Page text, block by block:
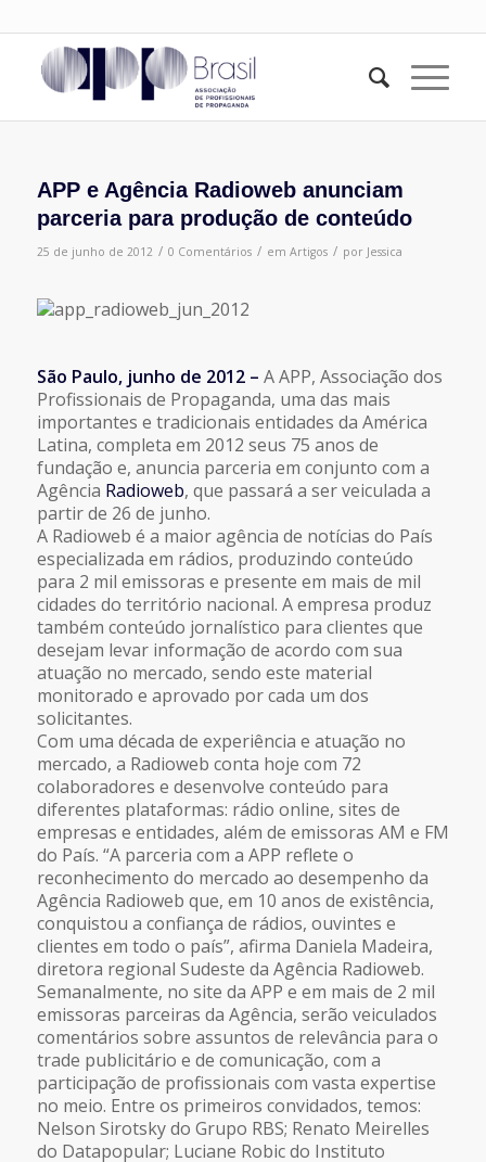
APP e Agência Radioweb anunciam
parceria para produção de conteúdo
25 de junho de 2012 / 0 Comentários / em Artigos / por Jessica
São Paulo, junho de 2012 – A APP, Associação dos
Profissionais de Propaganda, uma das mais
importantes e tradicionais entidades da América
Latina, completa em 2012 seus 75 anos de
fundação e, anuncia parceria em conjunto com a
Agência Radioweb, que passará a ser veiculada a
partir de 26 de junho.
A Radioweb é a maior agência de notícias do País
especializada em rádios, produzindo conteúdo
para 2 mil emissoras e presente em mais de mil
cidades do território nacional. A empresa produz
também conteúdo jornalístico para clientes que
desejam levar informação de acordo com sua
atuação no mercado, sendo este material
monitorado e aprovado por cada um dos
solicitantes.
Com uma década de experiência e atuação no
mercado, a Radioweb conta hoje com 72
colaboradores e desenvolve conteúdo para
diferentes plataformas: rádio online, sites de
empresas e entidades, além de emissoras AM e FM
do País. “A parceria com a APP reflete o
reconhecimento do mercado ao desempenho da
Agência Radioweb que, em 10 anos de existência,
conquistou a confiança de rádios, ouvintes e
clientes em todo o país”, afirma Daniela Madeira,
diretora regional Sudeste da Agência Radioweb.
Semanalmente, no site da APP e em mais de 2 mil
emissoras parceiras da Agência, serão veiculados
comentários sobre assuntos de relevância para o
trade publicitário e de comunicação, com a
participação de profissionais com vasta expertise
no meio. Entre os primeiros convidados, temos:
Nelson Sirotsky do Grupo RBS; Renato Meirelles
do Datapopular; Luciane Robic do Instituto